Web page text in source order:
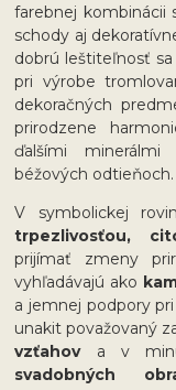
farebnej kombinácii
schody aj
dobrú leštiteľnosť
pri výrobe
dekoračných
prirodzene
ďalšími
béžových odtieňoch.
V symbolickej
trpezlivosťou,
prijímať zmeny
vyhľadávajú ako
a jemnej podpory
unakit považovaný
vzťahova v
svadobných